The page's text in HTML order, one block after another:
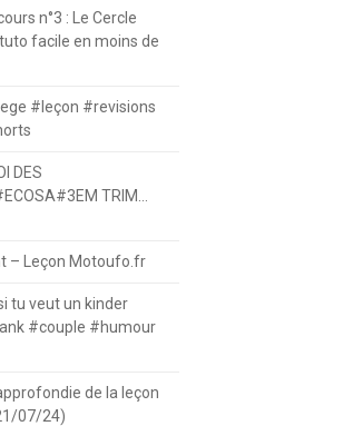
n°3 : Le Cercle
facile en moins de
#leçon #revisions
DES
TRIM…
– Leçon Motoufo.fr
tu veut un kinder
#couple #humour
de la leçon
07/24)